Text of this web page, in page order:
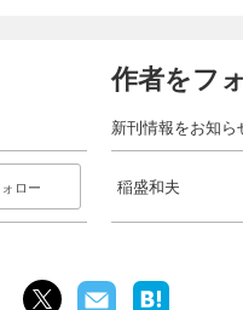
ロー
作者をフ
新刊情報をお知ら
稲盛和夫